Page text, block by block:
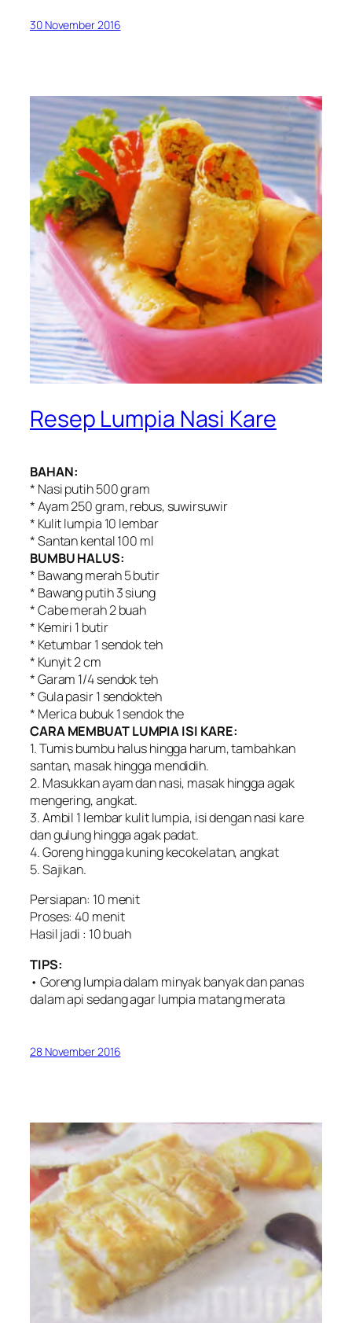
30 November 2016
Resep Lumpia Nasi Kare
BAHAN:
* Nasi putih 500 gram
* Ayam 250 gram, rebus, suwirsuwir
* Kulit lumpia 10 lembar
* Santan kental 100 ml
BUMBU HALUS:
* Bawang merah 5 butir
* Bawang putih 3 siung
* Cabe merah 2 buah
* Kemiri 1 butir
* Ketumbar 1 sendok teh
* Kunyit 2 cm
* Garam 1/4 sendok teh
* Gula pasir 1 sendokteh
* Merica bubuk 1 sendok the
CARA MEMBUAT LUMPIA ISI KARE:
1. Tumis bumbu halus hingga harum, tambahkan
santan, masak hingga mendidih.
2. Masukkan ayam dan nasi, masak hingga agak
mengering, angkat.
3. Ambil 1 lembar kulit lumpia, isi dengan nasi kare
dan gulung hingga agak padat.
4. Goreng hingga kuning kecokelatan, angkat
5. Sajikan.
Persiapan: 10 menit
Proses: 40 menit
Hasil jadi : 10 buah
TIPS:
• Goreng lumpia dalam minyak banyak dan panas
dalam api sedang agar lumpia matang merata
28 November 2016